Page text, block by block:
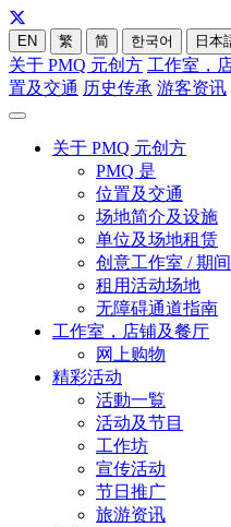
EN 繁 简 한국어 日本
关于 PMQ 元创方 工作室，
置及交通 历史传承 游客资讯
关于 PMQ 元创方
PMQ 是
位置及交通
场地简介及设施
单位及场地租赁
创意工作室 / 期
租用活动场地
无障碍通道指南
工作室，店铺及餐厅
网上购物
精彩活动
活動一覧
活动及节目
工作坊
宣传活动
节日推广
旅游资讯